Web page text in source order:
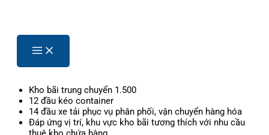
Kho bãi trung chuyển 1.500
12 đầu kéo container
14 đầu xe tải phục vụ phân phối, vận chuyển hàng hóa
Đáp ứng vị trí, khu vực kho bãi tương thích với nhu cầu